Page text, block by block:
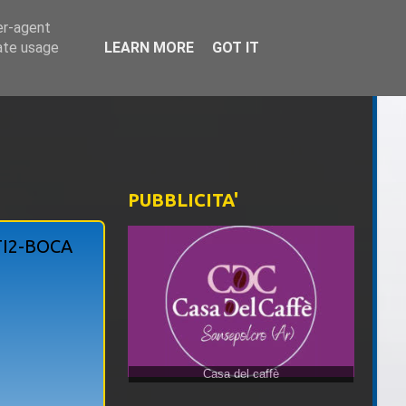
BOCA
PUBBLICITA'
agent
usage
LEARN MORE GOT IT